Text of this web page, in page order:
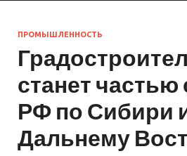
ПРОМЫШЛЕННОСТЬ
станет частью
РФ по Сибири
Дальнему